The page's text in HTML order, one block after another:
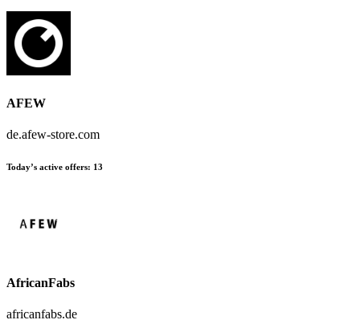
AFEW
de.afew-store.com
Today’s active offers: 13
AfricanFabs
africanfabs.de